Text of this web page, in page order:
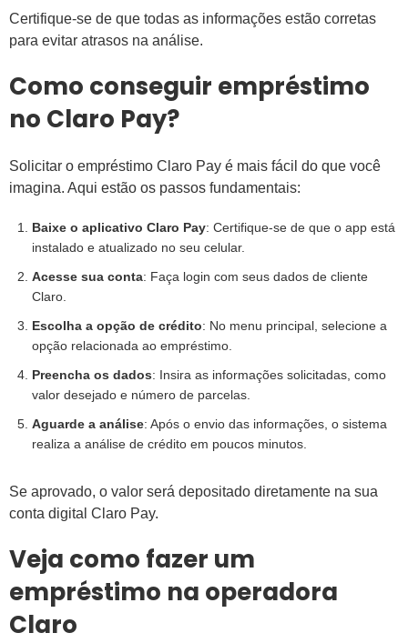
Certifique-se de que todas as informações estão corretas
para evitar atrasos na análise.
Como conseguir empréstimo
no Claro Pay?
Solicitar o empréstimo Claro Pay é mais fácil do que você
imagina. Aqui estão os passos fundamentais:
Baixe o aplicativo Claro Pay: Certifique-se de que o app está
instalado e atualizado no seu celular.
Acesse sua conta: Faça login com seus dados de cliente
Claro.
Escolha a opção de crédito: No menu principal, selecione a
opção relacionada ao empréstimo.
Preencha os dados: Insira as informações solicitadas, como
valor desejado e número de parcelas.
Aguarde a análise: Após o envio das informações, o sistema
realiza a análise de crédito em poucos minutos.
Se aprovado, o valor será depositado diretamente na sua
conta digital Claro Pay.
Veja como fazer um
empréstimo na operadora
Claro